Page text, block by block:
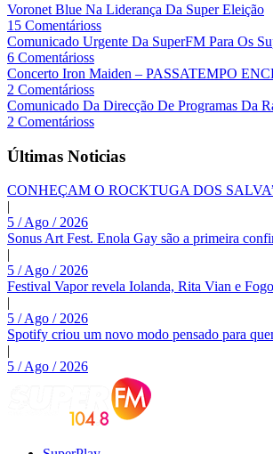
Voronet Blue Na Liderança Da Super Eleição
15 Comentárioss
Comunicado Urgente Da SuperFM Para Os
6 Comentárioss
Concerto Iron Maiden – PASSATEMPO
2 Comentárioss
Comunicado Da Direcção De Programas Da
2 Comentárioss
Últimas Noticias
CONHEÇAM O ROCKTUGA DOS
|
5 / Ago / 2026
Sonus Art Fest. Enola Gay são a primeira
|
5 / Ago / 2026
Festival Vapor revela Iolanda, Rita Vian e
|
5 / Ago / 2026
Spotify criou um novo modo pensado para
|
5 / Ago / 2026